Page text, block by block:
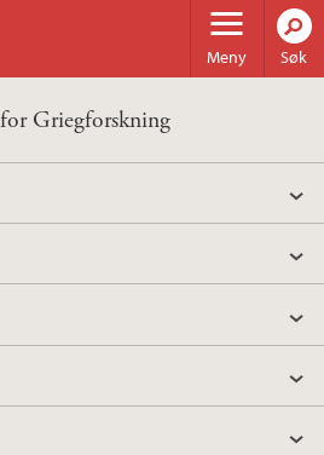
Meny Søk
Griegforskning